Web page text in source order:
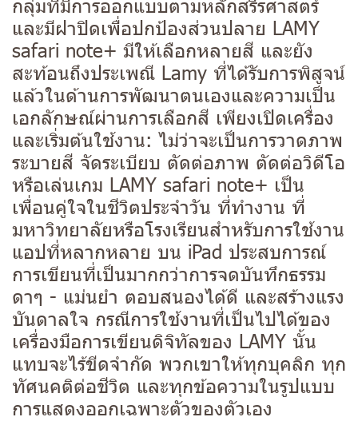
และมีฝาปิดเพื่อปกป้องส่วนปลาย LAMY
safari note+ มีให้เลือกหลายสี และยัง
สะท้อนถึงประเพณี Lamy ที่ได้รับการพิสูจน์
แล้วในด้านการพัฒนาตนเองและความเป็น
เอกลักษณ์ผ่านการเลือกสี เพียงเปิดเครื่อง
และเริ่มต้นใช้งาน: ไม่ว่าจะเป็นการวาดภาพ
ระบายสี จัดระเบียบ ตัดต่อภาพ ตัดต่อวิดีโอ
หรือเล่นเกม LAMY safari note+ เป็น
เพื่อนคู่ใจในชีวิตประจำวัน ที่ทำงาน ที่
มหาวิทยาลัยหรือโรงเรียนสำหรับการใช้งาน
แอปที่หลากหลาย บน iPad ประสบการณ์
การเขียนที่เป็นมากกว่าการจดบันทึกธรรม
ดาๆ - แม่นยำ ตอบสนองได้ดี และสร้างแรง
บันดาลใจ กรณีการใช้งานที่เป็นไปได้ของ
เครื่องมือการเขียนดิจิทัลของ LAMY นั้น
แทบจะไร้ขีดจำกัด พวกเขาให้ทุกบุคลิก ทุก
ทัศนคติต่อชีวิต และทุกข้อความในรูปแบบ
การแสดงออกเฉพาะตัวของตัวเอง